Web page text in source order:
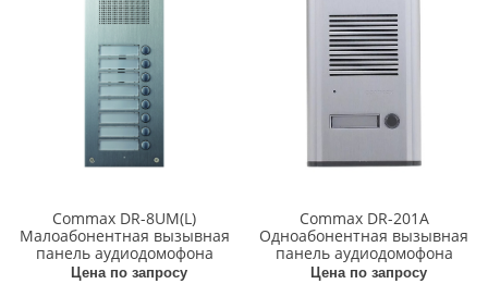
Commax DR-8UM(L)
Малоабонентная вызывная
панель аудиодомофона
Цена по запросу
Commax DR-201A
Одноабонентная вызывная
панель аудиодомофона
Цена по запросу